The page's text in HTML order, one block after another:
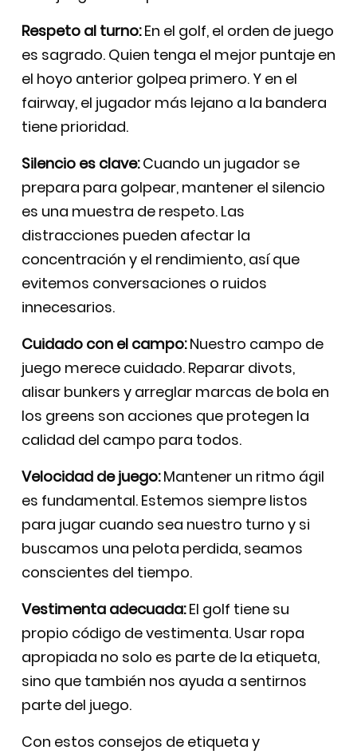
Respeto al turno:En el golf, el orden de juego
es sagrado. Quien tenga el mejor puntaje en
el hoyo anterior golpea primero. Y en el
fairway, el jugador más lejano a la bandera
tiene prioridad.
Silencio es clave:Cuando un jugador se
prepara para golpear, mantener el silencio
es una muestra de respeto. Las
distracciones pueden afectar la
concentración y el rendimiento, así que
evitemos conversaciones o ruidos
innecesarios.
Cuidado con el campo:Nuestro campo de
juego merece cuidado. Reparar divots,
alisar bunkers y arreglar marcas de bola en
los greens son acciones que protegen la
calidad del campo para todos.
Velocidad de juego:Mantener un ritmo ágil
es fundamental. Estemos siempre listos
para jugar cuando sea nuestro turno y si
buscamos una pelota perdida, seamos
conscientes del tiempo.
Vestimenta adecuada:El golf tiene su
propio código de vestimenta. Usar ropa
apropiada no solo es parte de la etiqueta,
sino que también nos ayuda a sentirnos
parte del juego.
Con estos consejos de etiqueta y